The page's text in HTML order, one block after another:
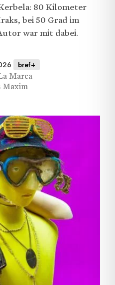
80 Kilometer
bei 50 Grad im
war mit dabei.
bref+
Marca
Maxim